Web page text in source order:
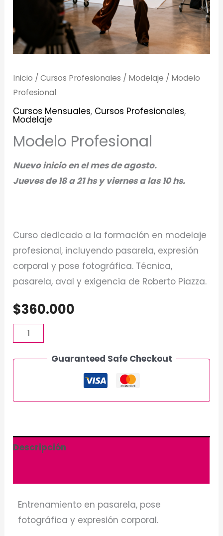
Inicio /Cursos Profesionales / Modelaje / Modelo
Profesional
Cursos Mensuales, Cursos Profesionales,
Modelaje
Modelo Profesional
Nuevo inicio en el mes de agosto.
Jueves de 18 a 21 hs y viernes a las 10 hs.
Curso dedicado a la formación en modelaje
profesional, incluyendo pasarela, expresión
corporal y pose fotográfica. Técnica,
pasarela, aval y exigencia de Roberto Piazza.
$360.000
Guaranteed Safe Checkout
Descripción
Entrenamiento en pasarela, pose
fotográfica y expresión corporal.